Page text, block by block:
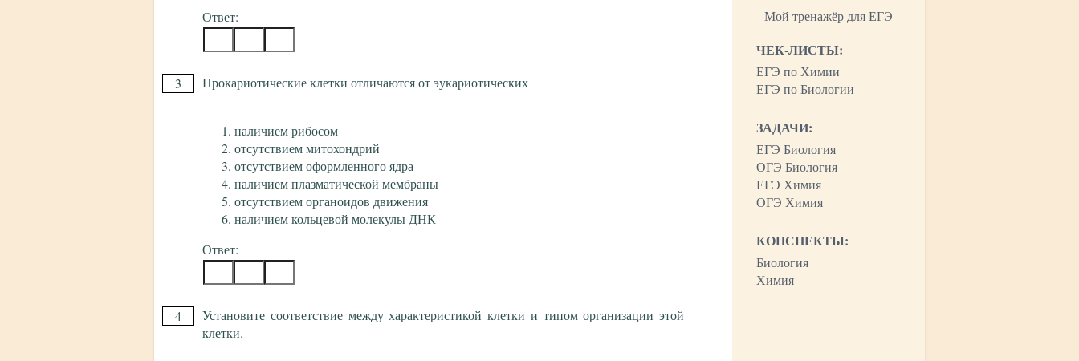
Мой тренажёр для ЕГЭ
ЧЕК-ЛИСТЫ:
ЕГЭ по Химии
ЕГЭ по Биологии
ЗАДАЧИ:
ЕГЭ Биология
ОГЭ Биология
ЕГЭ Химия
ОГЭ Химия
КОНСПЕКТЫ:
Биология
Химия
Ответ:
3 Прокариотические клетки отличаются от эукариотических
наличием рибосом
отсутствием митохондрий
отсутствием оформленного ядра
наличием плазматической мембраны
отсутствием органоидов движения
наличием кольцевой молекулы ДНК
Ответ:
4
Установите соответствие между характеристикой клетки и типом организации этой
клетки.